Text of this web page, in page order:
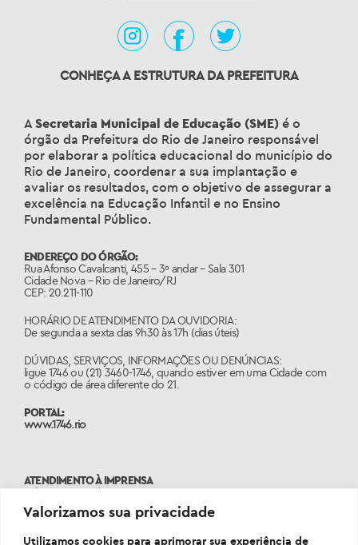
Valorizamos sua privacidade
Utilizamos cookies para aprimorar sua experiência de
CONHEÇA A ESTRUTURA DA PREFEITURA
A Secretaria Municipal de Educação (SME) é o
órgão da Prefeitura do Rio de Janeiro responsável
por elaborar a política educacional do município do
Rio de Janeiro, coordenar a sua implantação e
avaliar os resultados, com o objetivo de assegurar a
excelência na Educação Infantil e no Ensino
Fundamental Público.
ENDEREÇO DO ÓRGÃO:
Rua Afonso Cavalcanti, 455 – 3º andar – Sala 301
Cidade Nova – Rio de Janeiro/RJ
CEP: 20.211-110
HORÁRIO DE ATENDIMENTO DA OUVIDORIA:
De segunda a sexta das 9h30 às 17h (dias úteis)
DÚVIDAS, SERVIÇOS, INFORMAÇÕES OU DENÚNCIAS:
ligue 1746 ou (21) 3460-1746, quando estiver em uma Cidade com
o código de área diferente do 21.
PORTAL:
www.1746.rio
ATENDIMENTO À IMPRENSA
Tels: 2976-2485 | 2976-2498
assessoriasme@rioeduca.net